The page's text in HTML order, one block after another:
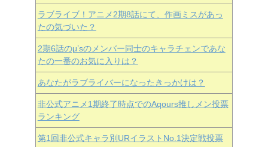
ラブライブ！アニメ2期8話にて、作画ミスがあっ
たの気づいた？
2期6話のμ’sのメンバー同士のキャラチェンであな
たの一番のお気に入りは？
あなたがラブライバーになったきっかけは？
非公式アニメ1期終了時点でのAqours推しメン投票
ランキング
第1回非公式キャラ別URイラストNo.1決定戦投票